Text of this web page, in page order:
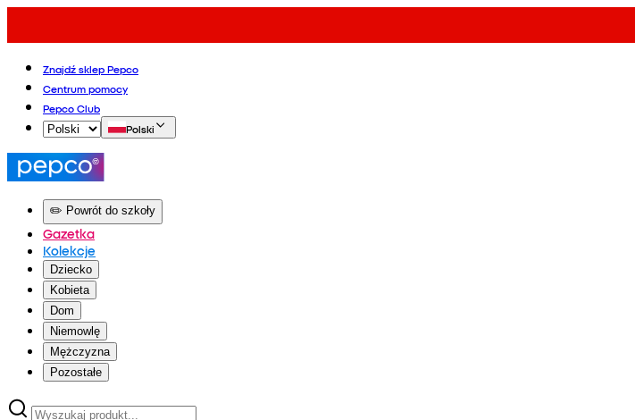
Znajdź sklep Pepco
Centrum pomocy
Pepco Club
Polski
✏️ Powrót do szkoły
Gazetka
Kolekcje
Dziecko
Kobieta
Dom
Niemowlę
Mężczyzna
Pozostałe